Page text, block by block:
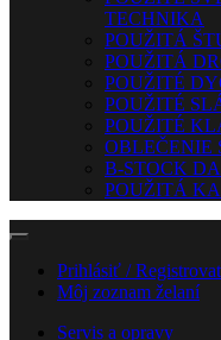
TECHNIKA
POUŽITÁ
POUŽITÁ
POUŽITÉ
POUŽITÉ
POUŽITÉ
OBLEČENIE
B-STOCK
POUŽITÁ
Prihlásiť /
Môj zoznam želaní
Servis a opravy